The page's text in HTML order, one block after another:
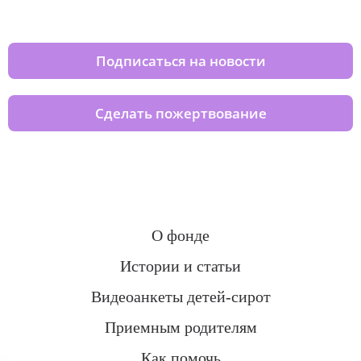
Подписаться на новости
Сделать пожертвование
О фонде
Истории и статьи
Видеоанкеты детей-сирот
Приемным родителям